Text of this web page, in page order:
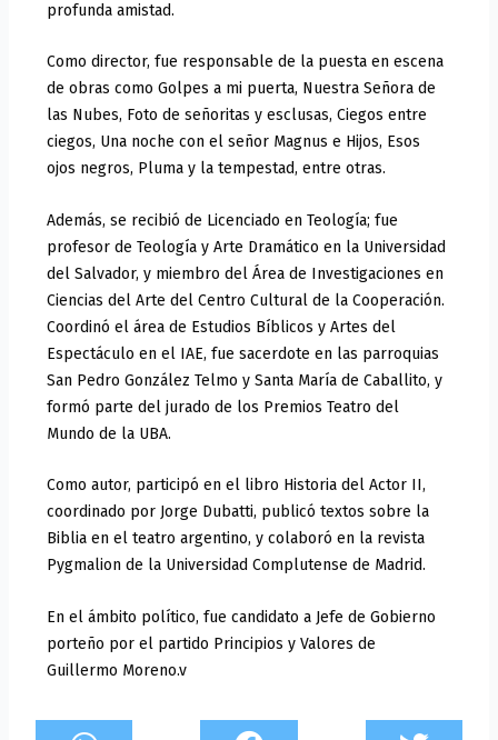
profunda amistad.
Como director, fue responsable de la puesta en escena
de obras como Golpes a mi puerta, Nuestra Señora de
las Nubes, Foto de señoritas y esclusas, Ciegos entre
ciegos, Una noche con el señor Magnus e Hijos, Esos
ojos negros, Pluma y la tempestad, entre otras.
Además, se recibió de Licenciado en Teología; fue
profesor de Teología y Arte Dramático en la Universidad
del Salvador, y miembro del Área de Investigaciones en
Ciencias del Arte del Centro Cultural de la Cooperación.
Coordinó el área de Estudios Bíblicos y Artes del
Espectáculo en el IAE, fue sacerdote en las parroquias
San Pedro González Telmo y Santa María de Caballito, y
formó parte del jurado de los Premios Teatro del
Mundo de la UBA.
Como autor, participó en el libro Historia del Actor II,
coordinado por Jorge Dubatti, publicó textos sobre la
Biblia en el teatro argentino, y colaboró en la revista
Pygmalion de la Universidad Complutense de Madrid.
En el ámbito político, fue candidato a Jefe de Gobierno
porteño por el partido Principios y Valores de
Guillermo Moreno.v